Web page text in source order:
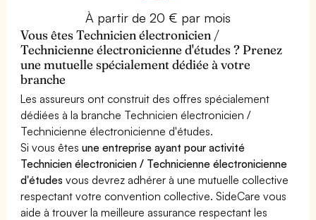
À partir de 20 € par mois
Vous êtes Technicien électronicien /
Technicienne électronicienne d'études ? Prenez
une mutuelle spécialement dédiée à votre
branche
Les assureurs ont construit des offres spécialement
dédiées à la branche Technicien électronicien /
Technicienne électronicienne d'études.
Si vous êtesune entreprise ayant pour activité
Technicien électronicien / Technicienne électronicienne
d'études vous devrez adhérer à une mutuelle collective
respectant votre convention collective. SideCare vous
aide à trouver la meilleure assurance respectant les